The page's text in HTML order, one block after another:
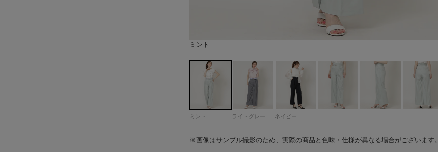
ミント
ライトグレー
ネイビー
model：H163cm 着用サイズ：Mサイズ
model：H163cm 着用サイズ：Mサイズ
model：H163cm 着用サイズ：Mサイズ
model：H163cm 着用サイズ：Mサイズ
model：H163cm 着用サイズ：Mサイズ
model：H163cm 着用サイズ：Mサイズ
model：H163cm 着用サイズ：Mサイズ
model：H163cm 着用サイズ：Mサイズ
model：H163cm 着用サイズ：Sサイズ
model：H163cm 着用サイズ：Sサイズ
model：H163cm 着用サイズ：Sサイズ
model：H163cm 着用サイズ：Sサイズ
ミント ライトグレー ネイビー
※画像はサンプル撮影のため、実際の商品と色味・仕様が異なる場合がございます。